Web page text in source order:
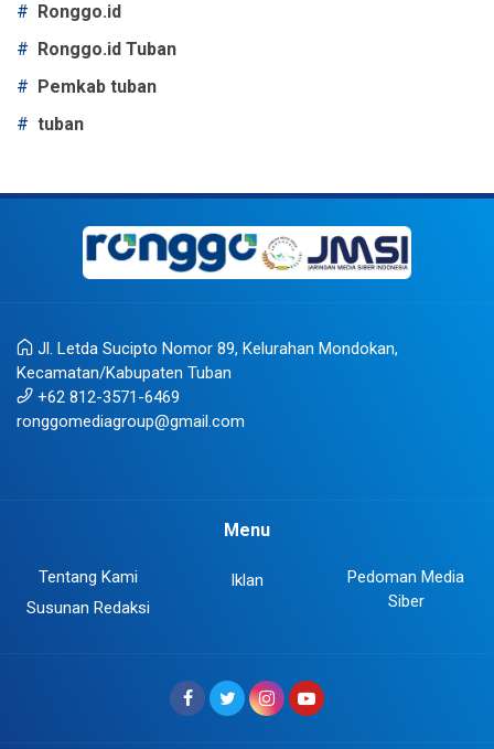
# Ronggo.id
# Ronggo.id Tuban
# Pemkab tuban
# tuban
Jl. Letda Sucipto Nomor 89, Kelurahan Mondokan,
Kecamatan/Kabupaten Tuban
+62 812-3571-6469
ronggomediagroup@gmail.com
Menu
Tentang Kami
Susunan Redaksi
Iklan
Pedoman Media
Siber